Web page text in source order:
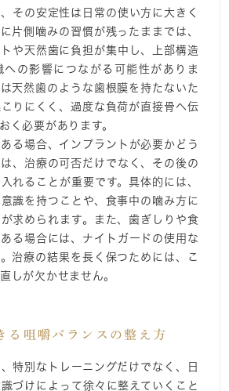
その安定性は日常の使い方に大きく
片側噛みの習慣が残ったままでは、
や天然歯に負担が集中し、上部構造
への影響につながる可能性がありま
天然歯のような歯根膜を持たないた
りにくく、過度な負荷が直接骨へ伝
く必要があります。
ある場合、インプラントが必要かどう
、治療の可否だけでなく、その後の
れることが重要です。具体的には、
識を持つことや、食事中の噛み方に
求められます。また、歯ぎしりや食
る場合には、ナイトガードの使用な
治療の結果を長く保つためには、こ
しが欠かせません。
る咀嚼バランスの整え方
特別なトレーニングだけでなく、日
づけによって徐々に整えていくこと